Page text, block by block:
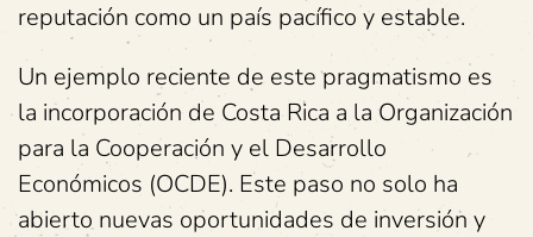
reputación como un país pacífico y estable.
Un ejemplo reciente de este pragmatismo es
la incorporación de Costa Rica a la Organización
para la Cooperación y el Desarrollo
Económicos (OCDE). Este paso no solo ha
abierto nuevas oportunidades de inversión y